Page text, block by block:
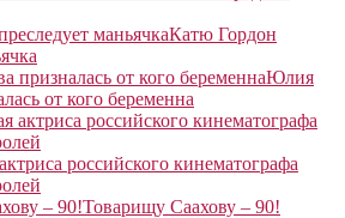
Катю Гордон
Юлия
от кого беременна
российского кинематографа
Товарищу Саахову – 90!